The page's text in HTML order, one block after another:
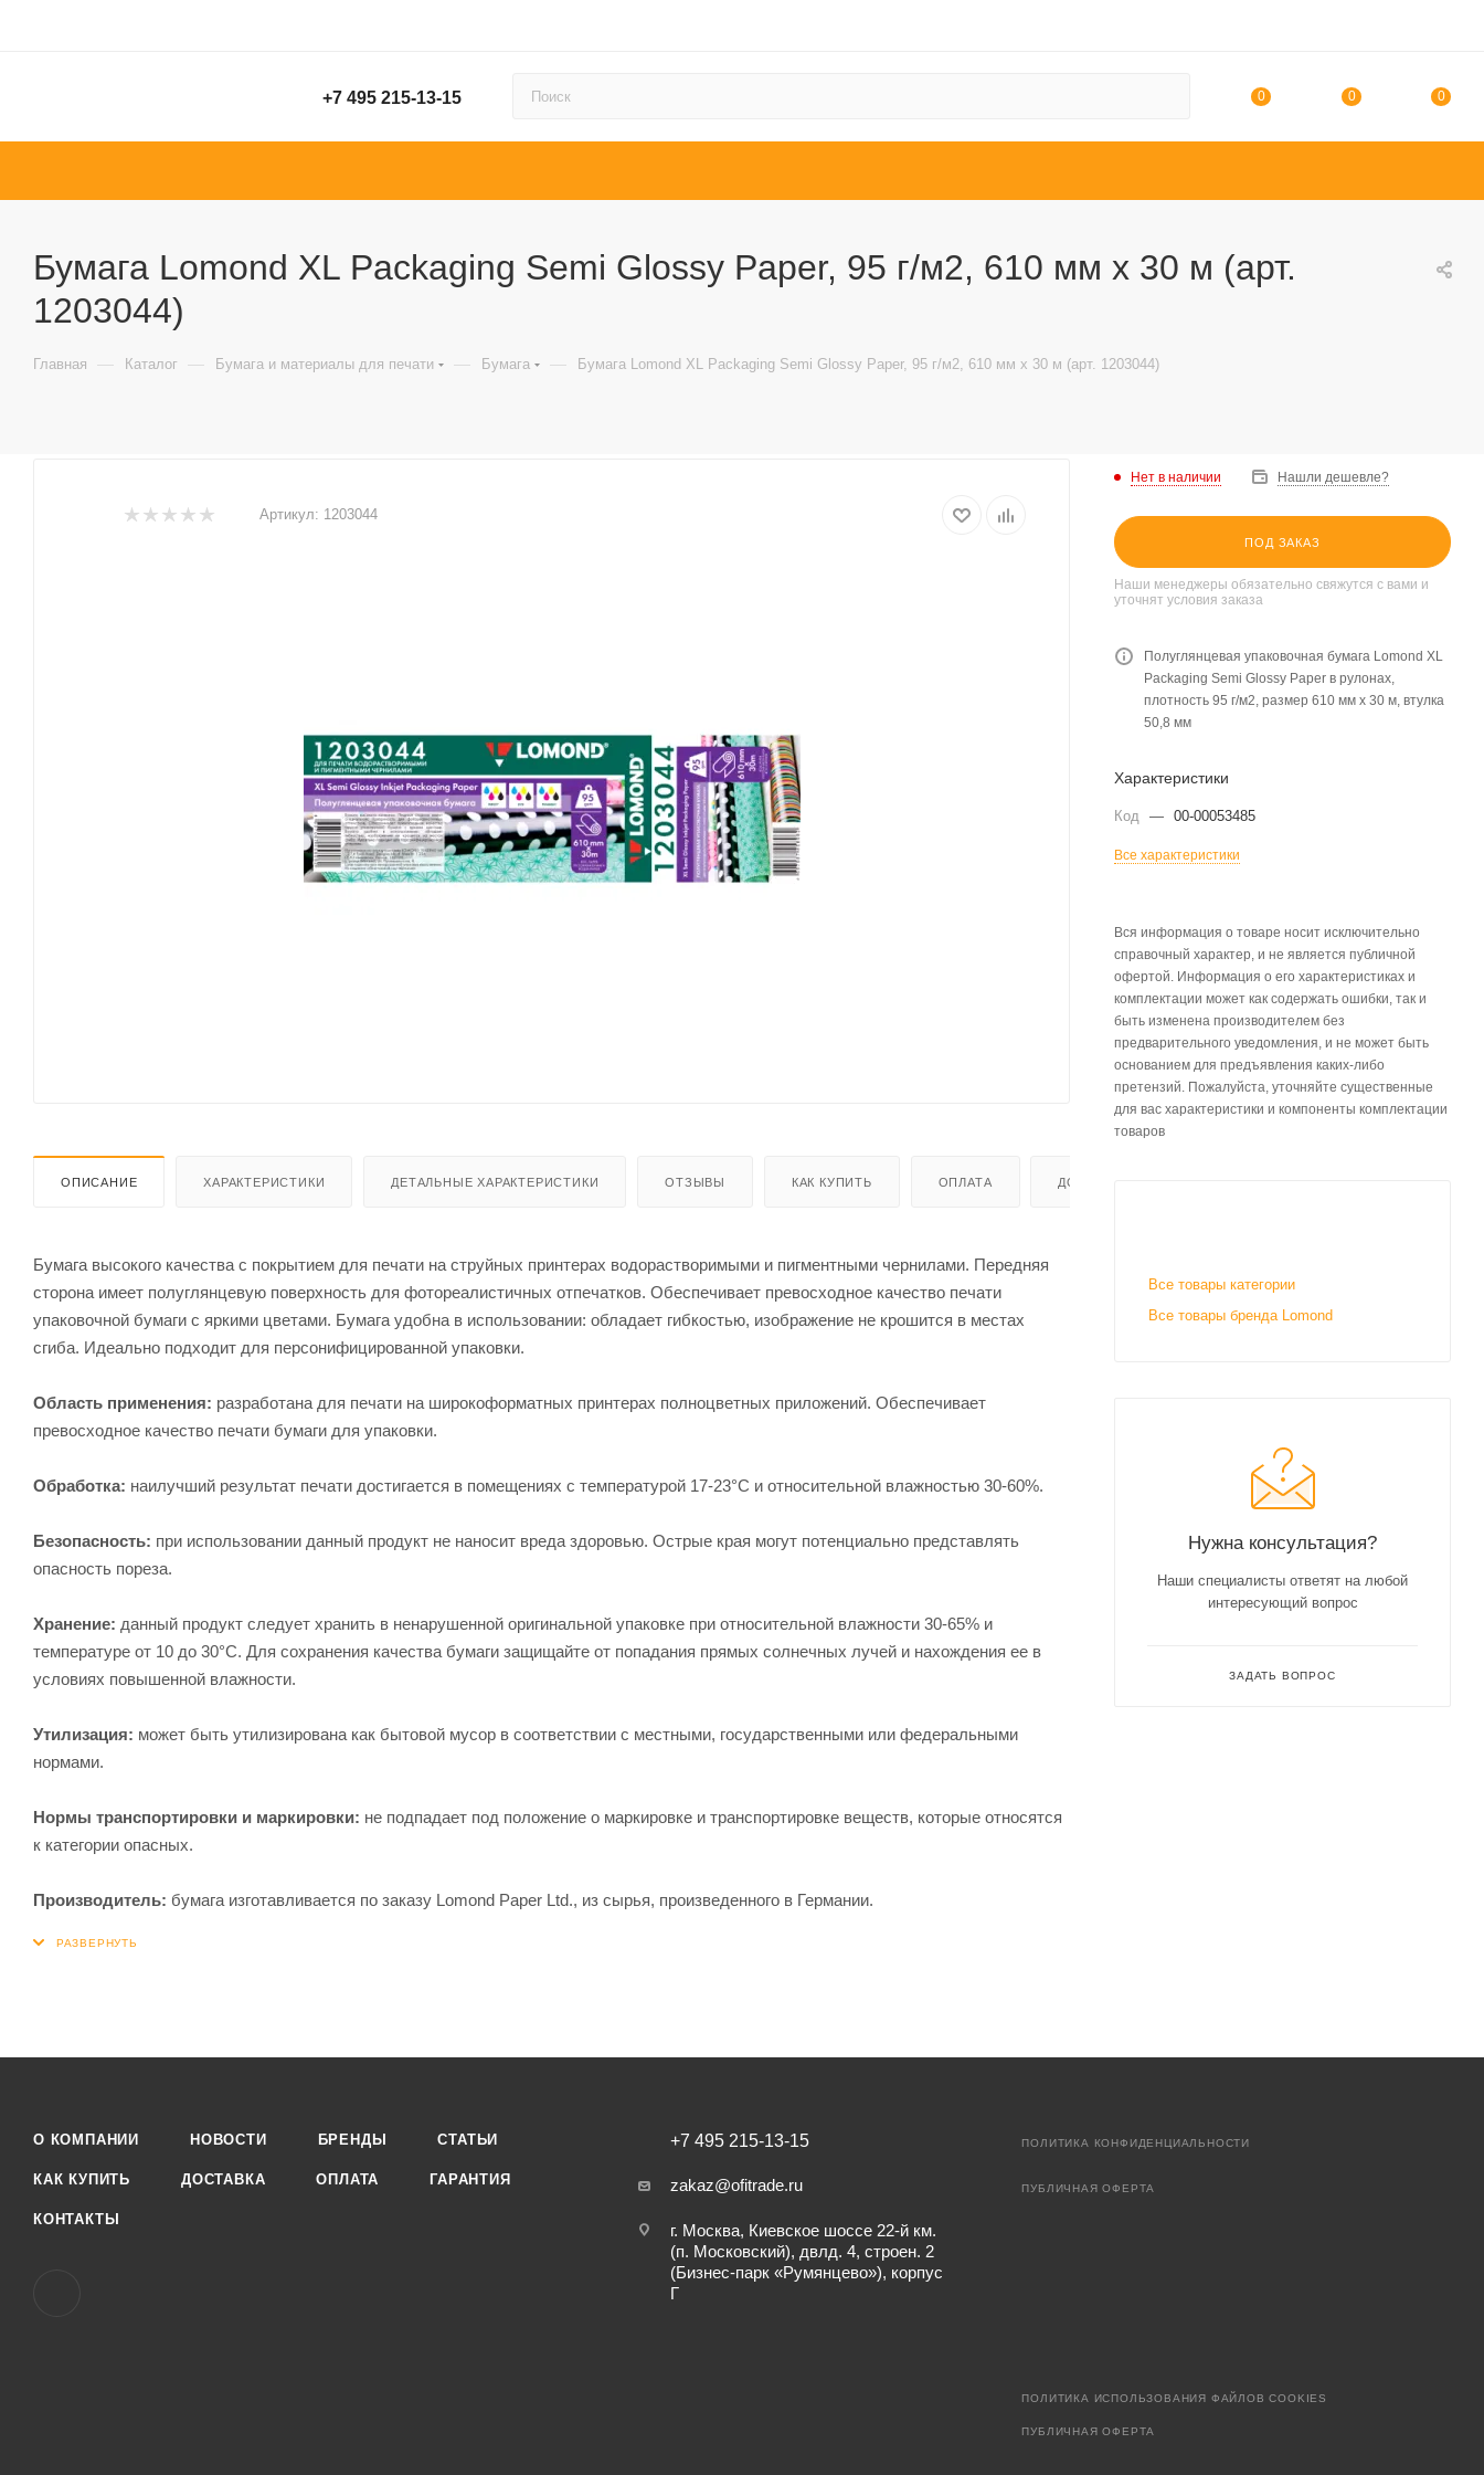
+7 495 215-13-15 0 0 0
Бумага Lomond XL Packaging Semi Glossy Paper, 95 г/м2, 610 мм х 30 м (арт.
1203044)
Главная — Каталог — Бумага и материалы для печати — Бумага — Бумага Lomond XL Packaging Semi Glossy Paper, 95 г/м2, 610 мм х 30 м (арт. 1203044)
Артикул: 1203044
ОПИСАНИЕ ХАРАКТЕРИСТИКИ ДЕТАЛЬНЫЕ ХАРАКТЕРИСТИКИ ОТЗЫВЫ КАК КУПИТЬ ОПЛАТА ДОСТАВКА
Бумага высокого качества с покрытием для печати на струйных принтерах водорастворимыми и пигментными чернилами. Передняя
сторона имеет полуглянцевую поверхность для фотореалистичных отпечатков. Обеспечивает превосходное качество печати
упаковочной бумаги с яркими цветами. Бумага удобна в использовании: обладает гибкостью, изображение не крошится в местах
сгиба. Идеально подходит для персонифицированной упаковки.
Область применения: разработана для печати на широкоформатных принтерах полноцветных приложений. Обеспечивает
превосходное качество печати бумаги для упаковки.
Обработка: наилучший результат печати достигается в помещениях с температурой 17-23°С и относительной влажностью 30-60%.
Безопасность: при использовании данный продукт не наносит вреда здоровью. Острые края могут потенциально представлять
опасность пореза.
Хранение: данный продукт следует хранить в ненарушенной оригинальной упаковке при относительной влажности 30-65% и
температуре от 10 до 30°С. Для сохранения качества бумаги защищайте от попадания прямых солнечных лучей и нахождения ее в
условиях повышенной влажности.
Утилизация: может быть утилизирована как бытовой мусор в соответствии с местными, государственными или федеральными
нормами.
Нормы транспортировки и маркировки: не подпадает под положение о маркировке и транспортировке веществ, которые относятся
к категории опасных.
Производитель: бумага изготавливается по заказу Lomond Paper Ltd., из сырья, произведенного в Германии.
Нет в наличии Нашли дешевле?
ПОД ЗАКАЗ
Наши менеджеры обязательно свяжутся с вами и
уточнят условия заказа
Полуглянцевая упаковочная бумага Lomond XL
Packaging Semi Glossy Paper в рулонах,
плотность 95 г/м2, размер 610 мм х 30 м, втулка
50,8 мм
Характеристики
Код — 00-00053485
Все характеристики
Вся информация о товаре носит исключительно
справочный характер, и не является публичной
офертой. Информация о его характеристиках и
комплектации может как содержать ошибки, так и
быть изменена производителем без
предварительного уведомления, и не может быть
основанием для предъявления каких-либо
претензий. Пожалуйста, уточняйте существенные
для вас характеристики и компоненты комплектации
товаров
Все товары категории
Все товары бренда Lomond
Нужна консультация?
Наши специалисты ответят на любой
интересующий вопрос
ЗАДАТЬ ВОПРОС
О КОМПАНИИ НОВОСТИ БРЕНДЫ СТАТЬИ
КАК КУПИТЬ ДОСТАВКА ОПЛАТА ГАРАНТИЯ
КОНТАКТЫ
+7 495 215-13-15
zakaz@ofitrade.ru
г. Москва, Киевское шоссе 22-й км.
(п. Московский), двлд. 4, строен. 2
(Бизнес-парк «Румянцево»), корпус
Г
ПОЛИТИКА КОНФИДЕНЦИАЛЬНОСТИ
ПУБЛИЧНАЯ ОФЕРТА
ПОЛИТИКА ИСПОЛЬЗОВАНИЯ ФАЙЛОВ COOKIES
ПУБЛИЧНАЯ ОФЕРТА